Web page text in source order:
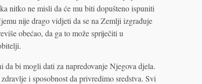
nitko ne misli da će mu biti dopušteno ispuniti
nije drago vidjeti da se na Zemlji izgrađuje
obećao, da ga to može spriječiti u
bi mogli dati za napredovanje Njegova djela.
i sposobnost da privredimo sredstva. Svi